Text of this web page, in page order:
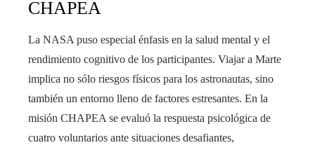
CHAPEA
La NASA puso especial énfasis en la salud mental y el
rendimiento cognitivo de los participantes. Viajar a Marte
implica no sólo riesgos físicos para los astronautas, sino
también un entorno lleno de factores estresantes. En la
misión CHAPEA se evaluó la respuesta psicológica de
cuatro voluntarios ante situaciones desafiantes,